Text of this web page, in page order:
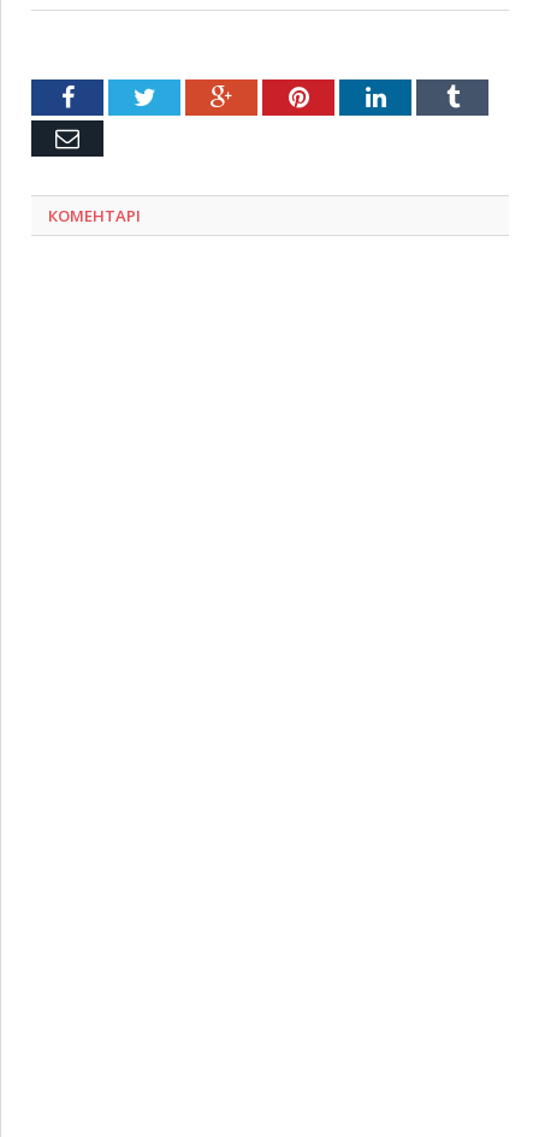
FacebookTwitter Google+PinterestLinkedInTumblr
Емейл
КОМЕНТАРІ